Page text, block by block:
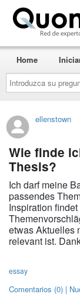
Introduzca
su
pregunta
aquí...
Home
ellenstown
Wie finde
Thesis?
Ich darf meine
passendes
Inspiration
etwas Aktuelles
relevant ist.
essay
Comentarios (0) |